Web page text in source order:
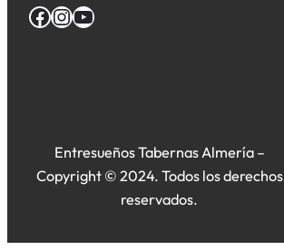
Facebook InstagramYouTube
Entresueños Tabernas Almería –
Copyright © 2024. Todos los derechos
reservados.